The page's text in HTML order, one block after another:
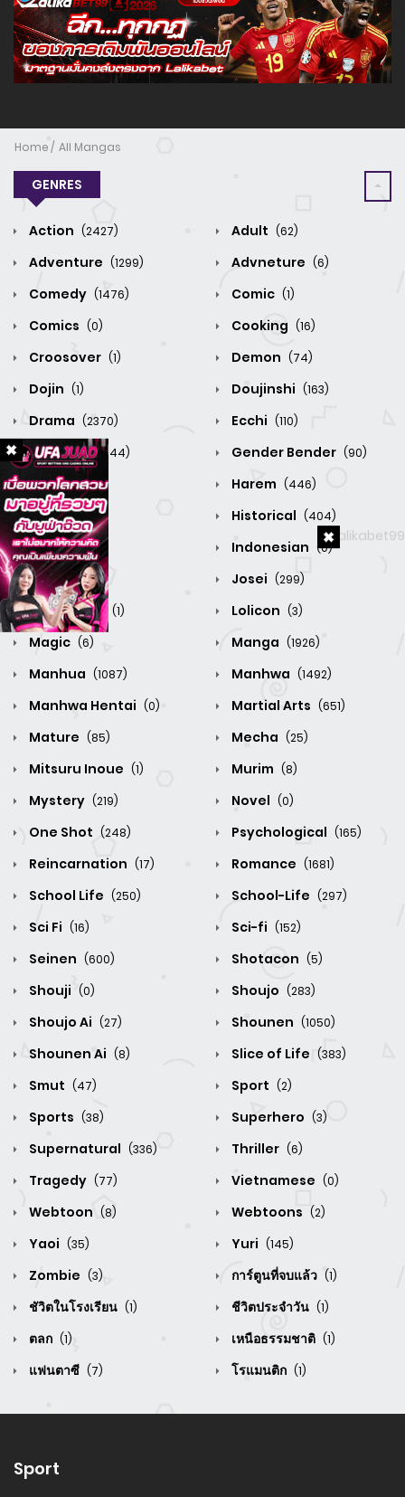
Home All Mangas
GENRES
Action (2427) Adult (62)
Adventure (1299) Advneture (6)
Comedy (1476) Comic (1)
Comics (0) Cooking (16)
Croosover (1) Demon (74)
Dojin (1) Doujinshi (163)
Drama (2370) Ecchi (110)
Fantasy (3344) Gender Bender (90)
Grume (0) Harem (446)
Hentai (1) Historical (404)
Horror (156) Indonesian (0)
Isekai (184) Josei (299)
Ligth Novel (1) Lolicon (3)
Magic (6) Manga (1926)
Manhua (1087) Manhwa (1492)
Manhwa Hentai (0) Martial Arts (651)
Mature (85) Mecha (25)
Mitsuru Inoue (1) Murim (8)
Mystery (219) Novel (0)
One Shot (248) Psychological (165)
Reincarnation (17) Romance (1681)
School Life (250) School-Life (297)
Sci Fi (16) Sci-fi (152)
Seinen (600) Shotacon (5)
Shouji (0) Shoujo (283)
Shoujo Ai (27) Shounen (1050)
Shounen Ai (8) Slice of Life (383)
Smut (47) Sport (2)
Sports (38) Superhero (3)
Supernatural (336) Thriller (6)
Tragedy (77) Vietnamese (0)
Webtoon (8) Webtoons (2)
Yaoi (35) Yuri (145)
Zombie (3) การ์ตูนที่จบแล้ว (1)
ชัวิตในโรงเรียน (1) ชีวิตประจำวัน (1)
ตลก (1) เหนือธรรมชาติ (1)
แฟนตาซี (7) โรแมนติก (1)
Sport